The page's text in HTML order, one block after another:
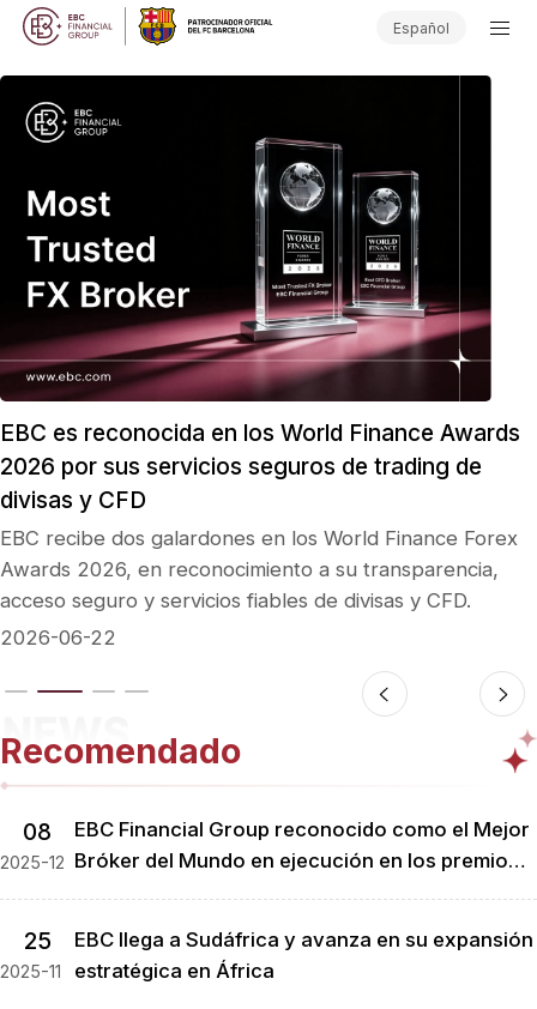
Español
EBC es reconocida en los World Finance Awards
2026 por sus servicios seguros de trading de
divisas y CFD
EBC recibe dos galardones en los World Finance Forex
Awards 2026, en reconocimiento a su transparencia,
acceso seguro y servicios fiables de divisas y CFD.
2026-06-22
Recomendado
08
2025-12
EBC Financial Group reconocido como el Mejor
Bróker del Mundo en ejecución en los premios
25
2025-11
EBC llega a Sudáfrica y avanza en su expansión
estratégica en África